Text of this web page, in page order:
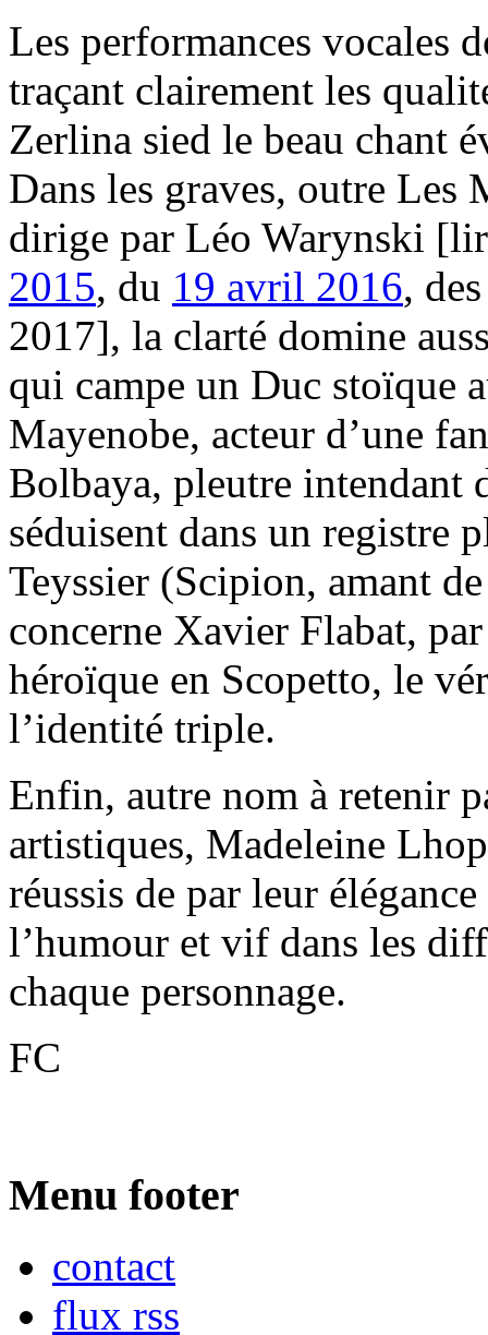
Les performances vocales
traçant clairement les
Zerlina sied le beau chant
Dans les graves, outre Les
dirige par Léo Warynski
2015, du 19 avril 2016,
2017], la clarté domine
qui campe un Duc stoïque
Mayenobe, acteur d’une
Bolbaya, pleutre intendant
séduisent dans un registre
Teyssier (Scipion, amant
concerne Xavier Flabat,
héroïque en Scopetto, le
l’identité triple.
Enfin, autre nom à retenir
artistiques, Madeleine
réussis de par leur
l’humour et vif dans les
chaque personnage.
FC
Menu footer
contact
flux rss